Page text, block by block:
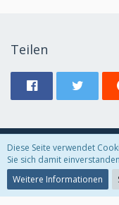
Teilen
Datenschutzerklärung
Diese Seite verwendet
Sie sich damit
Weitere Informationen